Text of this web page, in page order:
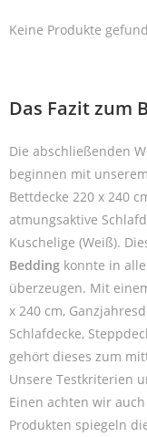
Keine Produkte
Das Fazit zum
Die abschließenden
beginnen mit
Bettdecke 220 x 240
atmungsaktive
Kuschelige (Weiß).
Bedding konnte in
überzeugen. Mit
x 240 cm,
Schlafdecke,
gehört dieses zum
Unsere Testkriterien
Einen achten wir
Produkten spiegeln